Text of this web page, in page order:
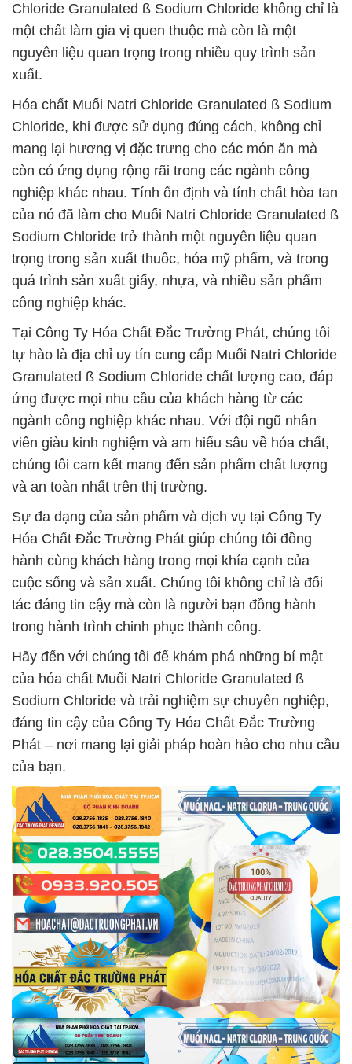
Chloride Granulated ß Sodium Chloride không chỉ là
một chất làm gia vị quen thuộc mà còn là một
nguyên liệu quan trọng trong nhiều quy trình sản
xuất.
Hóa chất Muối Natri Chloride Granulated ß Sodium
Chloride, khi được sử dụng đúng cách, không chỉ
mang lại hương vị đặc trưng cho các món ăn mà
còn có ứng dụng rộng rãi trong các ngành công
nghiệp khác nhau. Tính ổn định và tính chất hòa tan
của nó đã làm cho Muối Natri Chloride Granulated ß
Sodium Chloride trở thành một nguyên liệu quan
trọng trong sản xuất thuốc, hóa mỹ phẩm, và trong
quá trình sản xuất giấy, nhựa, và nhiều sản phẩm
công nghiệp khác.
Tại Công Ty Hóa Chất Đắc Trường Phát, chúng tôi
tự hào là địa chỉ uy tín cung cấp Muối Natri Chloride
Granulated ß Sodium Chloride chất lượng cao, đáp
ứng được mọi nhu cầu của khách hàng từ các
ngành công nghiệp khác nhau. Với đội ngũ nhân
viên giàu kinh nghiệm và am hiểu sâu về hóa chất,
chúng tôi cam kết mang đến sản phẩm chất lượng
và an toàn nhất trên thị trường.
Sự đa dạng của sản phẩm và dịch vụ tại Công Ty
Hóa Chất Đắc Trường Phát giúp chúng tôi đồng
hành cùng khách hàng trong mọi khía cạnh của
cuộc sống và sản xuất. Chúng tôi không chỉ là đối
tác đáng tin cậy mà còn là người bạn đồng hành
trong hành trình chinh phục thành công.
Hãy đến với chúng tôi để khám phá những bí mật
của hóa chất Muối Natri Chloride Granulated ß
Sodium Chloride và trải nghiệm sự chuyên nghiệp,
đáng tin cậy của Công Ty Hóa Chất Đắc Trường
Phát – nơi mang lại giải pháp hoàn hảo cho nhu cầu
của bạn.